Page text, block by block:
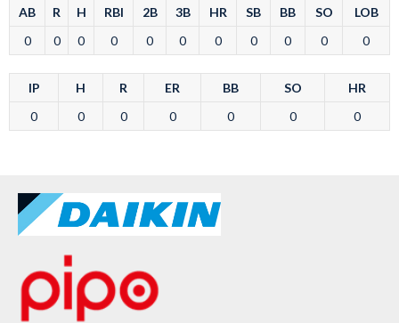
AB R H RBI 2B 3B HR SB BB SO
LOB
0
0 0 0 0 0 0 0 0 0 0
IP H R ER BB SO
HR
0
0 0 0 0 0 0